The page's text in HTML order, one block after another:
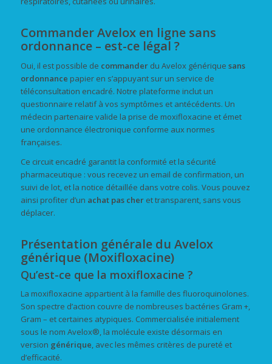
Commander Avelox en ligne sans
ordonnance – est-ce légal ?
Oui, il est possible de commanderdu Avelox générique sans
ordonnance papier en s’appuyant sur un service de
téléconsultation encadré. Notre plateforme inclut un
questionnaire relatif à vos symptômes et antécédents. Un
médecin partenaire valide la prise de moxifloxacine et émet
une ordonnance électronique conforme aux normes
françaises.
Ce circuit encadré garantit la conformité et la sécurité
pharmaceutique : vous recevez un email de confirmation, un
suivi de lot, et la notice détaillée dans votre colis. Vous pouvez
ainsi profiter d’un achat pas cheret transparent, sans vous
déplacer.
Présentation générale du Avelox
générique (Moxifloxacine)
Qu’est-ce que la moxifloxacine ?
La moxifloxacine appartient à la famille des fluoroquinolones.
Son spectre d’action couvre de nombreuses bactéries Gram +,
Gram – et certaines atypiques. Commercialisée initialement
sous le nom Avelox®, la molécule existe désormais en
version générique, avec les mêmes critères de pureté et
d’efficacité.